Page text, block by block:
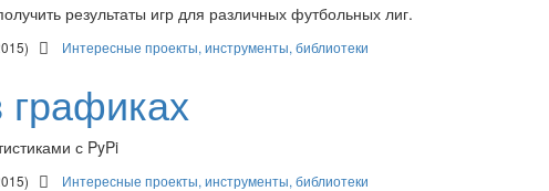
результаты игр для различных футбольных лиг.
Интересные проекты, инструменты, библиотеки
графиках
с PyPi
Интересные проекты, инструменты, библиотеки